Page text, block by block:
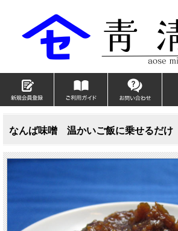
なんば味噌 温かいご飯に乗せるだけ